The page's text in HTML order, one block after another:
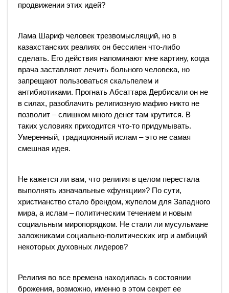
продвижении этих идей?
Лама Шариф человек трезвомыслящий, но в
казахстанских реалиях он бессилен что-либо
сделать. Его действия напоминают мне картину, когда
врача заставляют лечить больного человека, но
запрещают пользоваться скальпелем и
антибиотиками. Прогнать Абсаттара Дербисали он не
в силах, разоблачить религиозную мафию никто не
позволит – слишком много денег там крутится. В
таких условиях приходится что-то придумывать.
Умеренный, традиционный ислам – это не самая
смешная идея.
Не кажется ли вам, что религия в целом перестала
выполнять изначальные «функции»? По сути,
христианство стало брендом, жупелом для Западного
мира, а ислам – политическим течением и новым
социальным миропорядком. Не стали ли мусульмане
заложниками социально-политических игр и амбиций
некоторых духовных лидеров?
Религия во все времена находилась в состоянии
брожения, возможно, именно в этом секрет ее